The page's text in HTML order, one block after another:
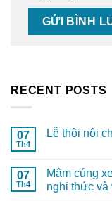
RECENT POSTS
07
Th4
Lễ thôi nôi
07
Th4
Mâm cúng
nghi thức và